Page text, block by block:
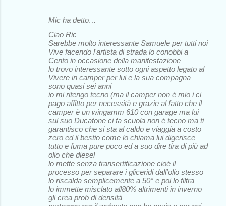
Mic ha detto…
Ciao Ric
Sarebbe molto interessante Samuele per tutti noi
Vive facendo l'artista di strada lo conobbi a
Cento in occasione della manifestazione
lo trovo interessante sotto ogni aspetto legato al
Vivere in camper per lui e la sua compagna
sono quasi sei anni
io mi ritengo tecno (ma il camper non è mio i ci
pago affitto per necessità e grazie al fatto che il
camper è un wingamm 610 con garage ma lui
sul suo Ducatone ci fa scuola non è tecno ma ti
garantisco che si sta al caldo e viaggia a costo
zero ed il bestio come lo chiama lui digerisce
tutto e fuma pure poco ed a suo dire tira di più ad
olio che diesel
lo mette senza transertificazione cioè il
processo per separare i gliceridi dall'olio stesso
lo riscalda semplicemente a 50° e poi lo filtra
lo immette misclato all80% altrimenti in inverno
gli crea prob di densità